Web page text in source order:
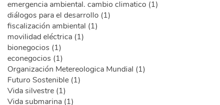
emergencia ambiental. cambio climatico (1)
diálogos para el desarrollo (1)
fiscalización ambiental (1)
movilidad eléctrica (1)
bionegocios (1)
econegocios (1)
Organización Metereologica Mundial (1)
Futuro Sostenible (1)
Vida silvestre (1)
Vida submarina (1)